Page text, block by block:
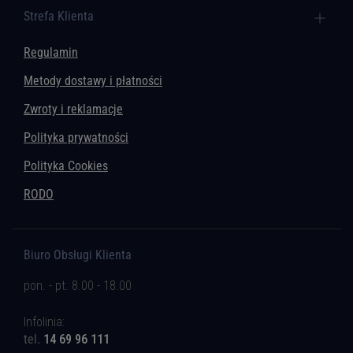
Strefa Klienta
Regulamin
Metody dostawy i płatności
Zwroty i reklamacje
Polityka prywatności
Polityka Cookies
RODO
Biuro Obsługi Klienta
pon. - pt. 8.00 - 18.00
Infolinia:
tel. 14 69 96 111